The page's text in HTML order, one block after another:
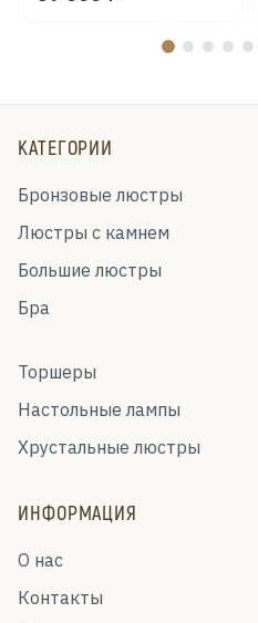
КАТЕГОРИИ
Бронзовые люстры
Люстры с камнем
Большие люстры
Бра
Торшеры
Настольные лампы
Хрустальные люстры
ИНФОРМАЦИЯ
О нас
Контакты